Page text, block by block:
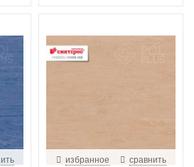
избранное сравнить